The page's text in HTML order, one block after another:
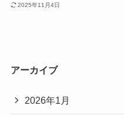
2025年11月4日
アーカイブ
2026年1月